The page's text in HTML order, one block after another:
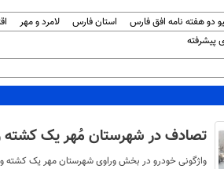
دو هفته نامه افق فارس استان فارس لامرد و مهر
تصادف در شهرستان مُهر یک
واژگونی خودرو در بخش وراوی شهرستان مهر یک